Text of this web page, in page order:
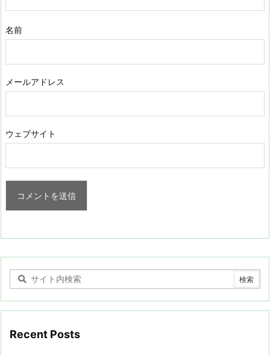
名前
メールアドレス
ウェブサイト
Recent Posts